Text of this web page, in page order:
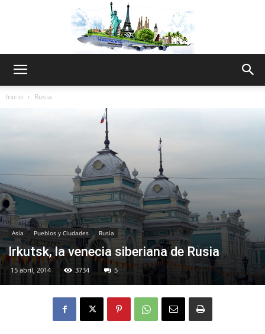
Thru
My
Inicio Rusia
Asia Pueblos y Ciudades Rusia
Irkutsk, la venecia siberiana de Rusia
15 abril, 2014 3734 5